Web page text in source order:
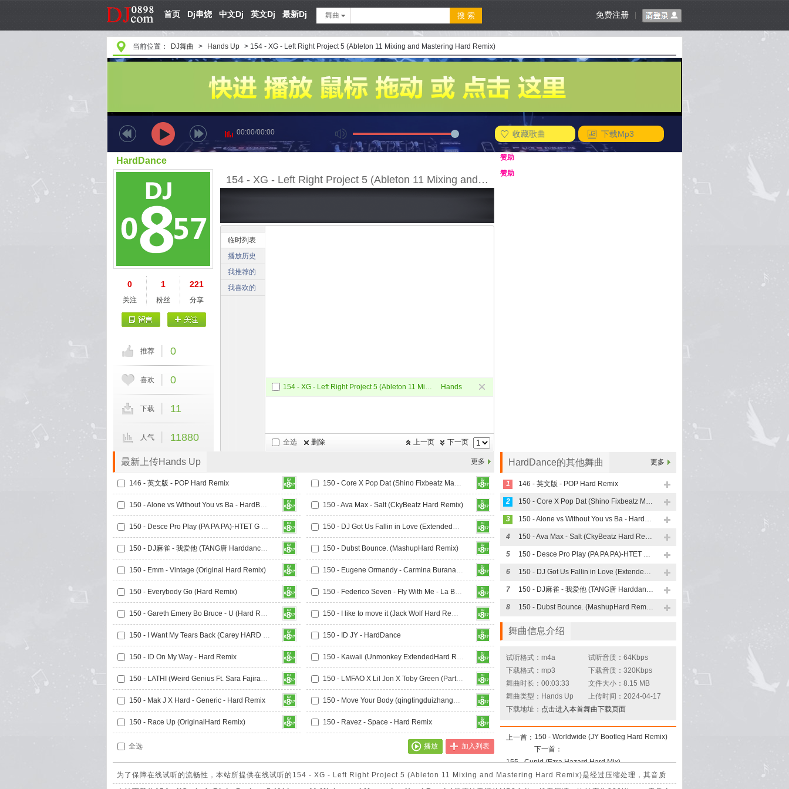
首页 Dj串烧 中文Dj 英文Dj 最新Dj 舞曲 免费注册
当前位置： DJ舞曲 > Hands Up > 154 - XG - Left Right Project 5 (Ableton 11 Mixing and Mastering Hard Remix)
下载Mp3
收藏歌曲
00:00/00:00
154 - XG - Left Right Project 5 (Ableton 11 Mixing and Mastering Hard Remix)
临时列表
播放历史
我推荐的
我喜欢的
154 - XG - Left Right Project 5 (Ableton 11 Mixing and Mastering Hard Remix)
Hands
全选 删除 下一页
上一页
HardDance
0
关注
1
粉丝
221
分享
推荐 0
喜欢 0
下载 11
人气 11880
赞助
赞助
最新上传Hands Up 更多
146 - 英文版 - POP Hard Remix 150 - Core X Pop Dat (Shino Fixbeatz Mashup Hard)
150 - Alone vs Without You vs Ba - HardBounce 150 - Ava Max - Salt (CkyBeatz Hard Remix)
150 - Desce Pro Play (PA PA PA)-HTET G EDIT 修改版 150 - DJ Got Us Fallin in Love (ExtendedHard Remix)
150 - DJ麻雀 - 我爱他 (TANG唐 Harddance Remix) 150 - Dubst Bounce. (MashupHard Remix)
150 - Emm - Vintage (Original Hard Remix) 150 - Eugene Ormandy - Carmina Burana (Dark Hard Remix)
150 - Everybody Go (Hard Remix) 150 - Federico Seven - Fly With Me - La Bomba
150 - Gareth Emery Bo Bruce - U (Hard Remix) 150 - I like to move it (Jack Wolf Hard Remix)
150 - I Want My Tears Back (Carey HARD BOOTLEGHard Remix) 150 - ID JY - HardDance
150 - ID On My Way - Hard Remix 150 - Kawaii (Unmonkey ExtendedHard Remix)
150 - LATHI (Weird Genius Ft. Sara FajiraHard Remix) 150 - LMFAO X Lil Jon X Toby Green (Party Rock PeopleHard Remix)
150 - Mak J X Hard - Generic - Hard Remix 150 - Move Your Body (qingtingduizhangHard Remix)
150 - Race Up (OriginalHard Remix) 150 - Ravez - Space - Hard Remix
全选 加入列表
播放
HardDance的其他舞曲 更多
1 146 - 英文版 - POP Hard Remix
2 150 - Core X Pop Dat (Shino Fixbeatz Mashup Hard)
3 150 - Alone vs Without You vs Ba - HardBounce
4 150 - Ava Max - Salt (CkyBeatz Hard Remix)
5 150 - Desce Pro Play (PA PA PA)-HTET G EDIT 修改版
6 150 - DJ Got Us Fallin in Love (ExtendedHard Remix)
7 150 - DJ麻雀 - 我爱他 (TANG唐 Harddance Remix)
8 150 - Dubst Bounce. (MashupHard Remix)
舞曲信息介绍
试听格式：m4a
试听音质：64Kbps
下载格式：mp3
下载音质：320Kbps
舞曲时长：00:03:33
文件大小：8.15 MB
舞曲类型：Hands Up
上传时间：2024-04-17
下载地址： 点击进入本首舞曲下载页面
上一首： 150 - Worldwide (JY Bootleg Hard Remix)
下一首：
155 - Cupid (Ezra Hazard Hard Mix)
为了保障在线试听的流畅性，本站所提供在线试听的154 - XG - Left Right Project 5 (Ableton 11 Mixing and Mastering Hard Remix)是经过压缩处理，其音质